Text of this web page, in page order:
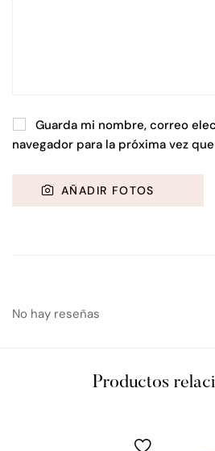
Guarda mi nombre, correo
navegador para la próxima vez
AÑADIR FOTOS
No hay reseñas
Productos